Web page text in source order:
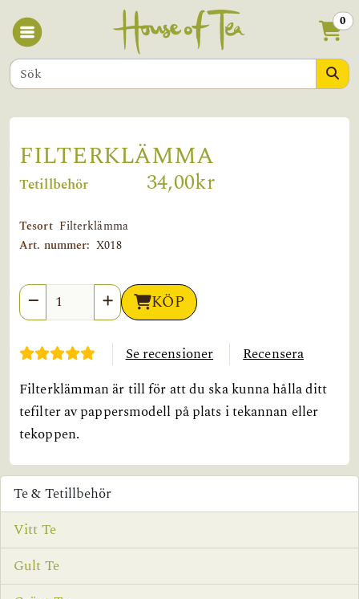
0
FILTERKLÄMMA
Tetillbehör 34,00kr
Tesort Filterklämma
Art. nummer: X018
Antal KÖP
Se recensioner
Recensera
Filterklämman är till för att du ska kunna hålla ditt
tefilter av pappersmodell på plats i tekannan eller
tekoppen.
Te & Tetillbehör
Vitt Te
Gult Te